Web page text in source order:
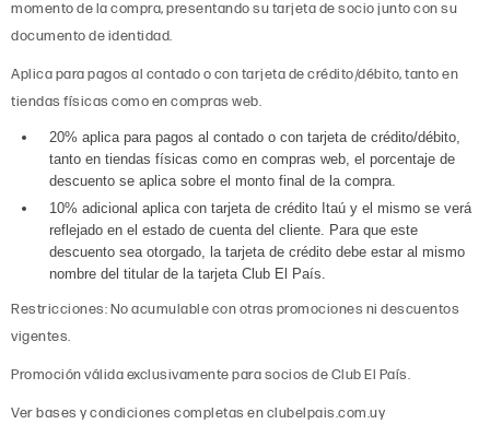
momento de la compra, presentando su tarjeta de socio junto con su
documento de identidad.
Aplica para pagos al contado o con tarjeta de crédito/débito, tanto en
tiendas físicas como en compras web.
20% aplica para pagos al contado o con tarjeta de crédito/débito,
tanto en tiendas físicas como en compras web, el porcentaje de
descuento se aplica sobre el monto final de la compra.
10% adicional aplica con tarjeta de crédito Itaú y el mismo se verá
reflejado en el estado de cuenta del cliente. Para que este
descuento sea otorgado, la tarjeta de crédito debe estar al mismo
nombre del titular de la tarjeta Club El País.
Restricciones: No acumulable con otras promociones ni descuentos
vigentes.
Promoción válida exclusivamente para socios de Club El País.
Ver bases y condiciones completas en clubelpais.com.uy